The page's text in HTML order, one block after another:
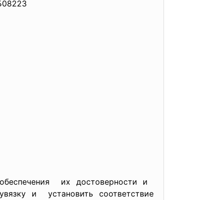
их достоверности и
и установить соответствие